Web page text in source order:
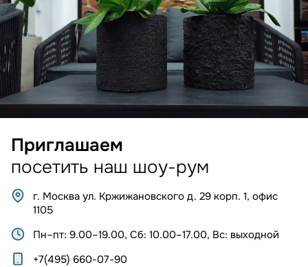
Приглашаем
посетить наш шоу-рум
г. Москва ул. Кржижановского д. 29 корп. 1, офис
1105
Пн–пт: 9.00–19.00, Сб: 10.00–17.00, Вс: выходной
+7(495) 660-07-90